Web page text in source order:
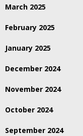
March 2025
February 2025
January 2025
December 2024
November 2024
October 2024
September 2024